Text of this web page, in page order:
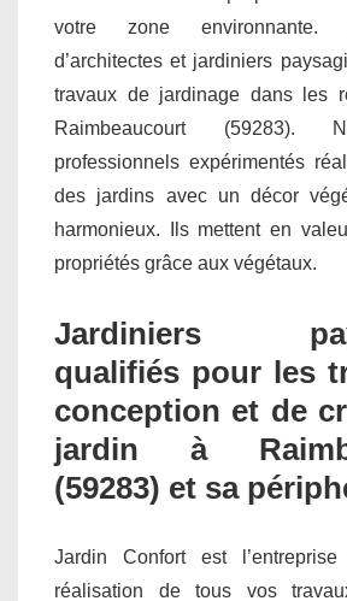
votre zone environnante.
d’architectes et jardiniers
travaux de jardinage dans les
Raimbeaucourt (59283).
professionnels expérimentés
des jardins avec un décor
harmonieux. Ils mettent en
propriétés grâce aux végétaux.
Jardiniers
qualifiés pour les
conception et de
jardin à
(59283) et sa
Jardin Confort est
réalisation de tous vos